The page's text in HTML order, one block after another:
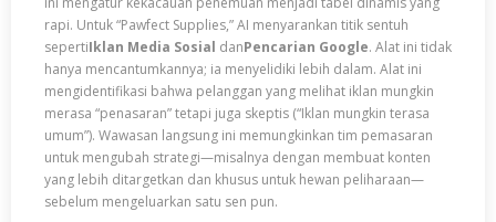
rapi. Untuk “Pawfect Supplies,” AI menyarankan titik sentuh
sepertiIklan Media Sosial danPencarian Google. Alat ini tidak
hanya mencantumkannya; ia menyelidiki lebih dalam. Alat ini
mengidentifikasi bahwa pelanggan yang melihat iklan mungkin
merasa “penasaran” tetapi juga skeptis (“Iklan mungkin terasa
umum”). Wawasan langsung ini memungkinkan tim pemasaran
untuk mengubah strategi—misalnya dengan membuat konten
yang lebih ditargetkan dan khusus untuk hewan peliharaan—
sebelum mengeluarkan satu sen pun.